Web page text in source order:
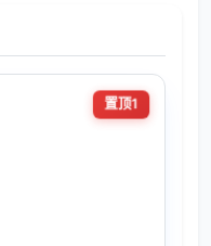
置顶1